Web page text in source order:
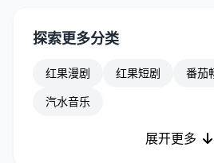
探索更多分类
红果漫剧 红果短剧 番茄
汽水音乐
展开更多